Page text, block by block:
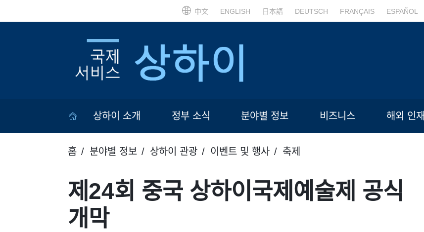
中文 ENGLISH 日本語 DEUTSCH FRANÇAIS ESPAÑOL
상하이 소개 정부 소식 분야별 정보 비즈니스 해외 인재
홈 분야별 정보 상하이 관광 이벤트 및 행사 축제
제24회 중국 상하이국제예술제 공식
개막